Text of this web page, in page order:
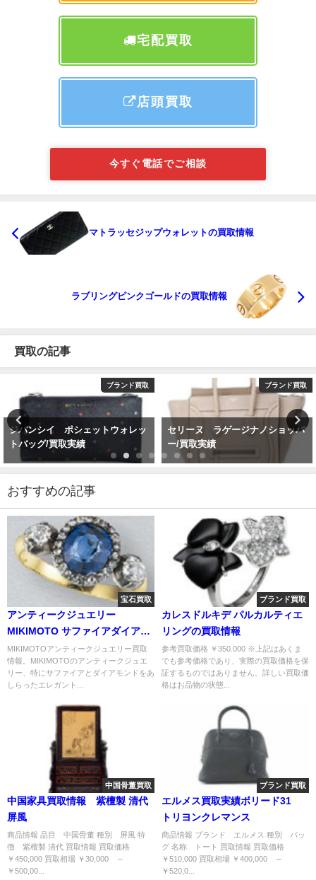
宅配買取
店頭買取
今すぐ電話でご相談
マトラッセジップウォレットの買取情報
ラブリングピンクゴールドの買取情報
買取の記事
トウォレッ
セリーヌ ラゲージナノショッパ
ー/買取実績
ダミエ ポルトカル
お財布買取価格」
おすすめの記事
宝石買取
アンティークジュエリー
MIKIMOTO サファイアダイアリ
ング/ 買取情報
MIKIMOTOアンティークジュエリー買取
情報。MIKIMOTOのアンティークジュエ
リー、特にサファイアとダイアモンドをあ
しらったエレガント...
ブランド買取
カレスドルキデ パルカルティエ
リングの買取情報
参考買取価格 ￥350.000 ※上記はあくま
でも参考価格であり、実際の買取価格を保
証するものではありません。詳しい買取価
格はお品物の状態...
中国骨董買取
中国家具買取情報 紫檀製 清代
屏風
商品情報 品目 中国骨董 種別 屏風 特
徴 紫檀製 清代 買取情報 買取価格
￥450,000 買取相場 ￥30,000 ～
￥500,00...
ブランド買取
エルメス買取実績ボリード31
トリヨンクレマンス
商品情報 ブランド エルメス 種別 バッ
グ 名称 トート 買取情報 買取価格
￥510,000 買取相場 ￥400,000 ～
￥520,0...